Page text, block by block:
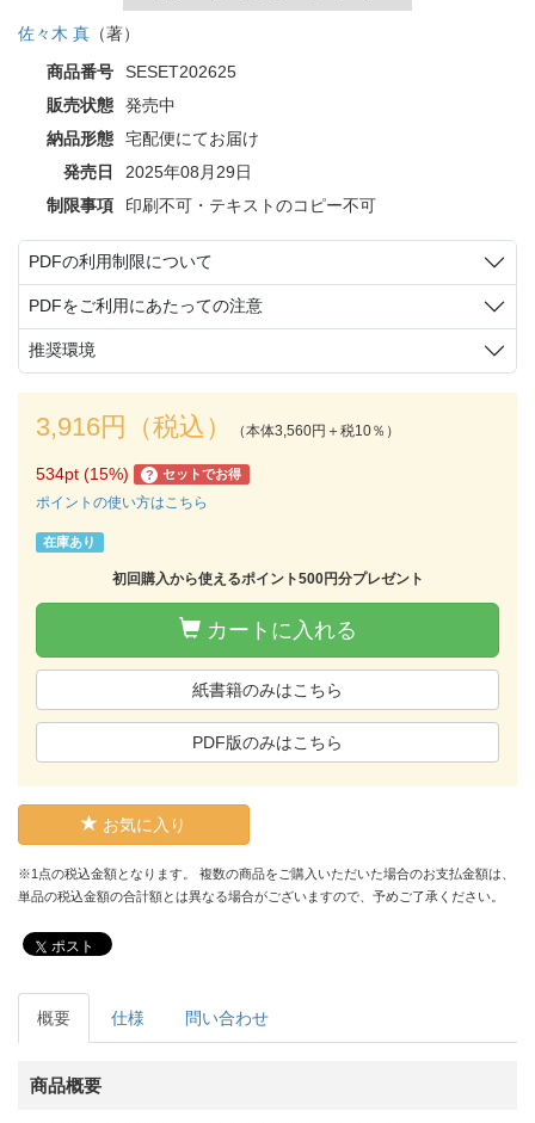
佐々木 真 （著）
商品番号
SESET202625
販売状態
発売中
納品形態
宅配便にてお届け
発売日
2025年08月29日
制限事項
印刷不可・テキストのコピー不可
PDFの利用制限について
PDFをご利用にあたっての注意
推奨環境
3,916円（税込） （本体3,560円＋税10％）
534pt (15%) ? セットでお得
ポイントの使い方はこちら
在庫あり
初回購入から使えるポイント500円分プレゼント
カートに入れる
紙書籍のみはこちら
PDF版のみはこちら
お気に入り
※1点の税込金額となります。 複数の商品をご購入いただいた場合のお支払金額は、
単品の税込金額の合計額とは異なる場合がございますので、予めご了承ください。
ポスト
概要 仕様 問い合わせ
商品概要